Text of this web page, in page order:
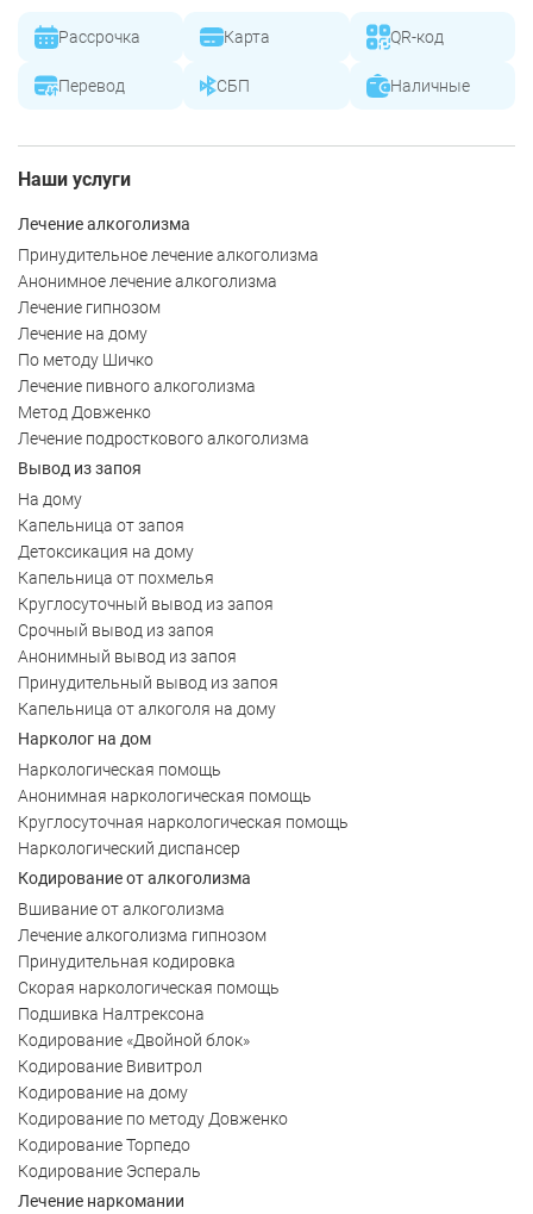
Рассрочка Карта QR-код
Перевод СБП Наличные
Наши услуги
Лечение алкоголизма
Принудительное лечение алкоголизма
Анонимное лечение алкоголизма
Лечение гипнозом
Лечение на дому
По методу Шичко
Лечение пивного алкоголизма
Метод Довженко
Лечение подросткового алкоголизма
Вывод из запоя
На дому
Капельница от запоя
Детоксикация на дому
Капельница от похмелья
Круглосуточный вывод из запоя
Срочный вывод из запоя
Анонимный вывод из запоя
Принудительный вывод из запоя
Капельница от алкоголя на дому
Нарколог на дом
Наркологическая помощь
Анонимная наркологическая помощь
Круглосуточная наркологическая помощь
Наркологический диспансер
Кодирование от алкоголизма
Вшивание от алкоголизма
Лечение алкоголизма гипнозом
Принудительная кодировка
Скорая наркологическая помощь
Подшивка Налтрексона
Кодирование «Двойной блок»
Кодирование Вивитрол
Кодирование на дому
Кодирование по методу Довженко
Кодирование Торпедо
Кодирование Эспераль
Лечение наркомании